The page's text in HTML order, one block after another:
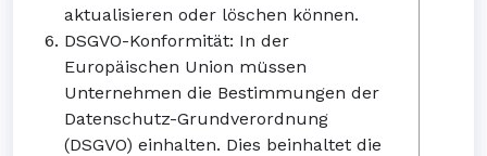
aktualisieren oder löschen können.
DSGVO-Konformität: In der
Europäischen Union müssen
Unternehmen die Bestimmungen der
Datenschutz-Grundverordnung
(DSGVO) einhalten. Dies beinhaltet die